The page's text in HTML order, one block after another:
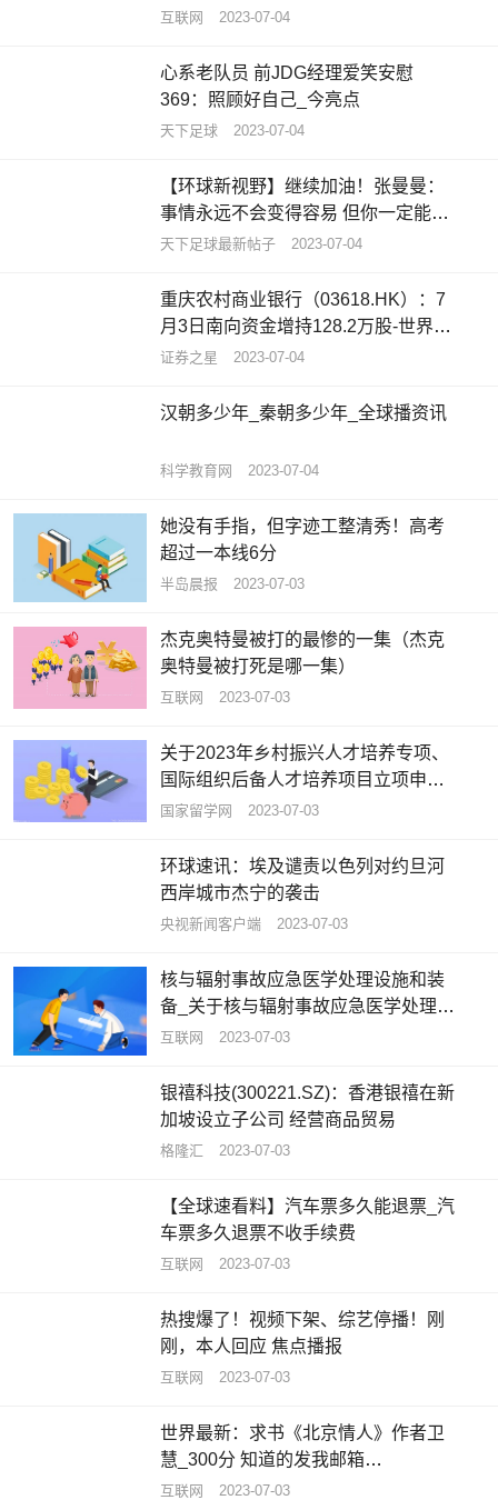
一期
互联网 2023-07-04
心系老队员 前JDG经理爱笑安慰
369：照顾好自己_今亮点
天下足球 2023-07-04
【环球新视野】继续加油！张曼曼：
事情永远不会变得容易 但你一定能变
得更好
天下足球最新帖子 2023-07-04
重庆农村商业银行（03618.HK）：7
月3日南向资金增持128.2万股-世界今
亮点
证券之星 2023-07-04
汉朝多少年_秦朝多少年_全球播资讯
科学教育网 2023-07-04
她没有手指，但字迹工整清秀！高考
超过一本线6分
半岛晨报 2023-07-03
杰克奥特曼被打的最惨的一集（杰克
奥特曼被打死是哪一集）
互联网 2023-07-03
关于2023年乡村振兴人才培养专项、
国际组织后备人才培养项目立项申报
工作的通知
国家留学网 2023-07-03
环球速讯：埃及谴责以色列对约旦河
西岸城市杰宁的袭击
央视新闻客户端 2023-07-03
核与辐射事故应急医学处理设施和装
备_关于核与辐射事故应急医学处理设
施和装备概略
互联网 2023-07-03
银禧科技(300221.SZ)：香港银禧在新
加坡设立子公司 经营商品贸易
格隆汇 2023-07-03
【全球速看料】汽车票多久能退票_汽
车票多久退票不收手续费
互联网 2023-07-03
热搜爆了！视频下架、综艺停播！刚
刚，本人回应 焦点播报
互联网 2023-07-03
世界最新：求书《北京情人》作者卫
慧_300分 知道的发我邮箱
344060643拜托各位大神
互联网 2023-07-03